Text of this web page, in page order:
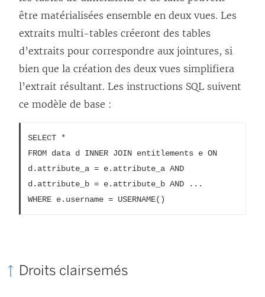
être matérialisées ensemble en deux vues. Les
extraits multi-tables créeront des tables
d’extraits pour correspondre aux jointures, si
bien que la création des deux vues simplifiera
l’extrait résultant. Les instructions SQL suivent
ce modèle de base :
SELECT *
FROM data d INNER JOIN entitlements e ON
d.attribute_a = e.attribute_a AND
d.attribute_b = e.attribute_b AND ...
WHERE e.username = USERNAME()
Droits clairsemés